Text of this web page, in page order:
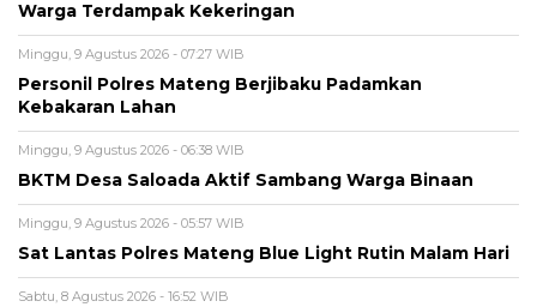
Warga Terdampak Kekeringan
Minggu, 9 Agustus 2026 - 07:27 WIB
Personil Polres Mateng Berjibaku Padamkan
Kebakaran Lahan
Minggu, 9 Agustus 2026 - 06:38 WIB
BKTM Desa Saloada Aktif Sambang Warga Binaan
Minggu, 9 Agustus 2026 - 05:57 WIB
Sat Lantas Polres Mateng Blue Light Rutin Malam Hari
Sabtu, 8 Agustus 2026 - 16:52 WIB